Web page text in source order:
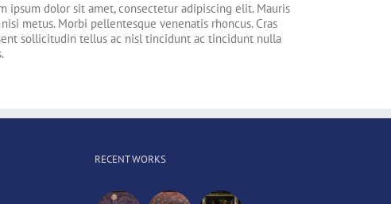
ipsum dolor sit amet, consectetur adipiscing elit. Mauris
metus. Morbi pellentesque venenatis rhoncus. Cras
sollicitudin tellus ac nisl tincidunt ac tincidunt nulla
RECENT WORKS